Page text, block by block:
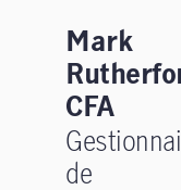
Mark
CFA
de